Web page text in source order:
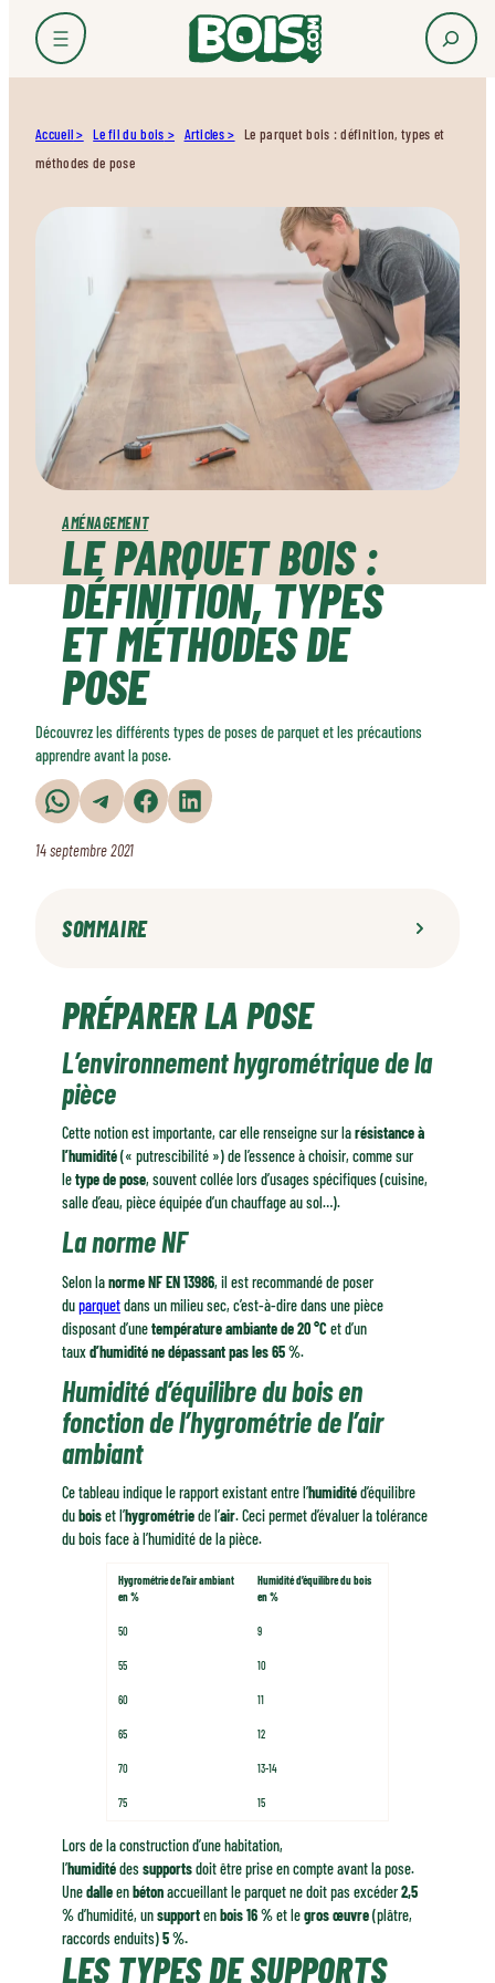
Accueil Le fil du bois Articles
Le parquet bois : définition, types et
méthodes de pose
AMÉNAGEMENT
LE PARQUET BOIS :
DÉFINITION, TYPES
ET MÉTHODES DE
POSE
Découvrez les différents types de poses de parquet et les précautions
apprendre avant la pose.
Partager sur WhatsApp Partager sur Telegram Partager sur Facebook Partager sur LinkedIn
14 septembre 2021
SOMMAIRE
Les types de supports
PRÉPARER LA POSE
L’environnement hygrométrique de la
pièce
Cette notion est importante, car elle renseigne sur larésistance à
l’humidité(« putrescibilité ») de l’essence à choisir, comme sur
letype de pose, souvent collée lors d’usages spécifiques (cuisine,
salle d’eau, pièce équipée d’un chauffage au sol…).
La norme NF
Selon lanorme NF EN 13986, il est recommandé de poser
duparquetdans un milieu sec, c’est-à-dire dans une pièce
disposant d’unetempérature ambiante de 20 °Cet d’un
tauxd’humidité ne dépassant pas les 65 %.
Humidité d’équilibre du bois en
fonction de l’hygrométrie de l’air
ambiant
Ce tableau indique le rapport existant entre l’humiditéd’équilibre
duboiset l’hygrométriede l’air. Ceci permet d’évaluer la tolérance
du bois face à l’humidité de la pièce.
Hygrométrie de l’air ambiant
en %
Humidité d’équilibre du bois
en %
50 9
55 10
60 11
65 12
70 13-14
75 15
Lors de la construction d’une habitation,
l’humiditédessupportsdoit être prise en compte avant la pose.
Unedalleenbétonaccueillant le parquet ne doit pas excéder2,5
%d’humidité, unsupportenbois 16 %et legros œuvre(plâtre,
raccords enduits)5 %.
LES TYPES DE SUPPORTS